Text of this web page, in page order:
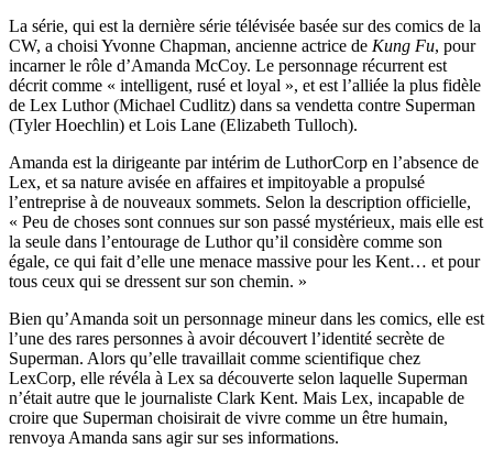
La série, qui est la dernière série télévisée basée sur des comics de la
CW, a choisi Yvonne Chapman, ancienne actrice de Kung Fu, pour
incarner le rôle d’Amanda McCoy. Le personnage récurrent est
décrit comme « intelligent, rusé et loyal », et est l’alliée la plus fidèle
de Lex Luthor (Michael Cudlitz) dans sa vendetta contre Superman
(Tyler Hoechlin) et Lois Lane (Elizabeth Tulloch).
Amanda est la dirigeante par intérim de LuthorCorp en l’absence de
Lex, et sa nature avisée en affaires et impitoyable a propulsé
l’entreprise à de nouveaux sommets. Selon la description officielle,
« Peu de choses sont connues sur son passé mystérieux, mais elle est
la seule dans l’entourage de Luthor qu’il considère comme son
égale, ce qui fait d’elle une menace massive pour les Kent… et pour
tous ceux qui se dressent sur son chemin. »
Bien qu’Amanda soit un personnage mineur dans les comics, elle est
l’une des rares personnes à avoir découvert l’identité secrète de
Superman. Alors qu’elle travaillait comme scientifique chez
LexCorp, elle révéla à Lex sa découverte selon laquelle Superman
n’était autre que le journaliste Clark Kent. Mais Lex, incapable de
croire que Superman choisirait de vivre comme un être humain,
renvoya Amanda sans agir sur ses informations.